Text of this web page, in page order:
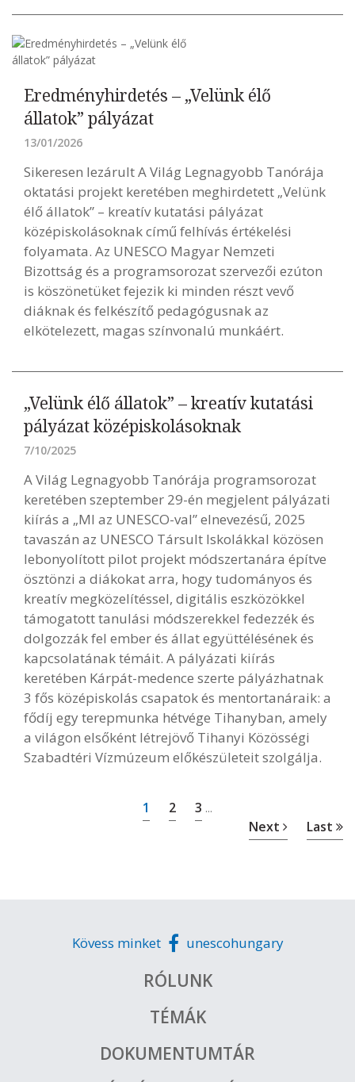
Eredményhirdetés – „Velünk élő
állatok” pályázat
13/01/2026
Sikeresen lezárult A Világ Legnagyobb Tanórája
oktatási projekt keretében meghirdetett „Velünk
élő állatok” – kreatív kutatási pályázat
középiskolásoknak című felhívás értékelési
folyamata. Az UNESCO Magyar Nemzeti
Bizottság és a programsorozat szervezői ezúton
is köszönetüket fejezik ki minden részt vevő
diáknak és felkészítő pedagógusnak az
elkötelezett, magas színvonalú munkáért.
„Velünk élő állatok” – kreatív kutatási
pályázat középiskolásoknak
7/10/2025
A Világ Legnagyobb Tanórája programsorozat
keretében szeptember 29-én megjelent pályázati
kiírás a „MI az UNESCO-val” elnevezésű, 2025
tavaszán az UNESCO Társult Iskolákkal közösen
lebonyolított pilot projekt módszertanára építve
ösztönzi a diákokat arra, hogy tudományos és
kreatív megközelítéssel, digitális eszközökkel
támogatott tanulási módszerekkel fedezzék és
dolgozzák fel ember és állat együttélésének és
kapcsolatának témáit. A pályázati kiírás
keretében Kárpát-medence szerte pályázhatnak
3 fős középiskolás csapatok és mentortanáraik: a
fődíj egy terepmunka hétvége Tihanyban, amely
a világon elsőként létrejövő Tihanyi Közösségi
Szabadtéri Vízmúzeum előkészületeit szolgálja.
1 2 3 ...
Next Last
Kövess minket unescohungary
RÓLUNK
TÉMÁK
DOKUMENTUMTÁR